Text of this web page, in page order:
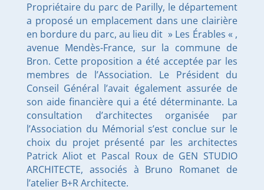
Propriétaire du parc de Parilly, le département
a proposé un emplacement dans une clairière
en bordure du parc, au lieu dit » Les Érables « ,
avenue Mendès-France, sur la commune de
Bron. Cette proposition a été acceptée par les
membres de l’Association. Le Président du
Conseil Général l’avait également assurée de
son aide financière qui a été déterminante. La
consultation d’architectes organisée par
l’Association du Mémorial s’est conclue sur le
choix du projet présenté par les architectes
Patrick Aliot et Pascal Roux de GEN STUDIO
ARCHITECTE, associés à Bruno Romanet de
l’atelier B+R Architecte.